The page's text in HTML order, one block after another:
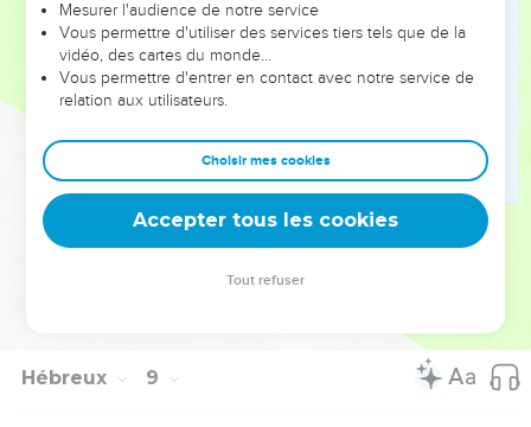
leur entendement, je les écrirai aussi sur leurs coeurs, et je
leur serai pour Dieu, et ils me seront pour peuple,
et ils n'enseigneront point chacun son concitoyen et
chacun son frère, disant : Connais le Seigneur ; car ils me
connaîtront tous, depuis le plus petit jusqu'au plus grand
d'entre eux ;
car je serai clément à l'égard de leurs injustices, et je ne
me souviendrai plus jamais de leurs péchés ni de leurs
or ce qui devient ancien et qui vieillit, est près de disparaître.
Hébreux 9
Mesurer l'audience de notre service
Vous permettre d'utiliser des services tiers tels que de la
vidéo, des cartes du monde…
Vous permettre d'entrer en contact avec notre service de
relation aux utilisateurs.
Choisir mes cookies
Accepter tous les cookies
Tout refuser